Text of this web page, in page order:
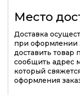
Место
Доставка
при оформлении
доставить товар
сообщить адрес
который
оформления